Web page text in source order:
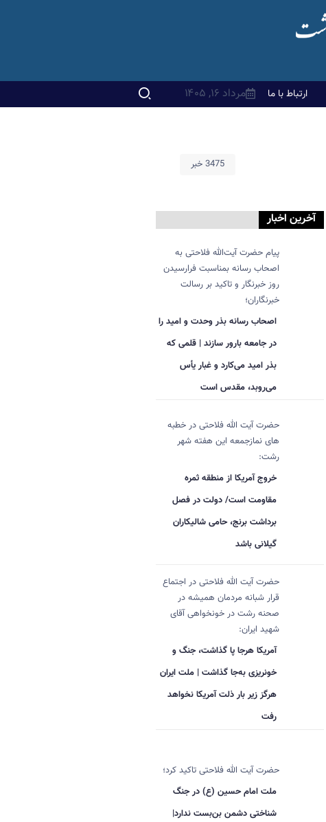
ارتباط با ما مرداد ۱۶, ۱۴۰۵
3475 خبر
آخرین اخبار
پیام حضرت آیت‌الله فلاحتی به
اصحاب رسانه بمناسبت فرارسیدن
روز خبرنگار و تاکید بر رسالت
خبرنگاران؛
اصحاب رسانه بذر وحدت و امید را
در جامعه بارور سازند | قلمی که
بذر امید می‌کارد و غبار یأس
می‌روبد، مقدس است
حضرت آیت الله فلاحتی در خطبه
های نمازجمعه این هفته شهر
رشت:
خروج آمریکا از منطقه ثمره
مقاومت است/ دولت در فصل
برداشت برنج، حامی شالیکاران
گیلانی باشد
حضرت آیت الله فلاحتی در اجتماع
قرار شبانه مردمان همیشه در
صحنه رشت در خونخواهی آقای
شهید ایران:
آمریکا هرجا پا گذاشت، جنگ و
خونریزی به‌جا گذاشت | ملت ایران
هرگز زیر بار ذلت آمریکا نخواهد
رفت
حضرت آیت الله فلاحتی تاکید کرد؛
ملت امام حسین (ع) در جنگ
شناختی دشمن بن‌بست ندارد|